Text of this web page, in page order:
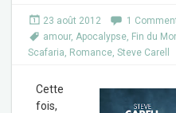
23 août 2012 1
amour, Apocalypse, Fin du
Scafaria, Romance, Steve Carell
Cette
fois,